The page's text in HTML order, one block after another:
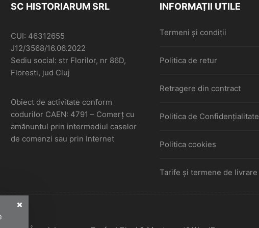
SC HISTORIARUM SRL
CUI: 46312655
J12/3568/16.06.2022
Sediu social: str Florilor, nr 86D,
Floresti, jud Cluj
Obiect de activitate conform
codurilor CAEN: 4791 – Comerţ cu
amănuntul prin intermediul caselor
de comenzi sau prin Internet
INFORMAȚII UTILE
Termeni și condiții
Politica de retur
Retragere din contract
Politica de Confidențialitate
Politica cookies
Tarife și termene de livrare